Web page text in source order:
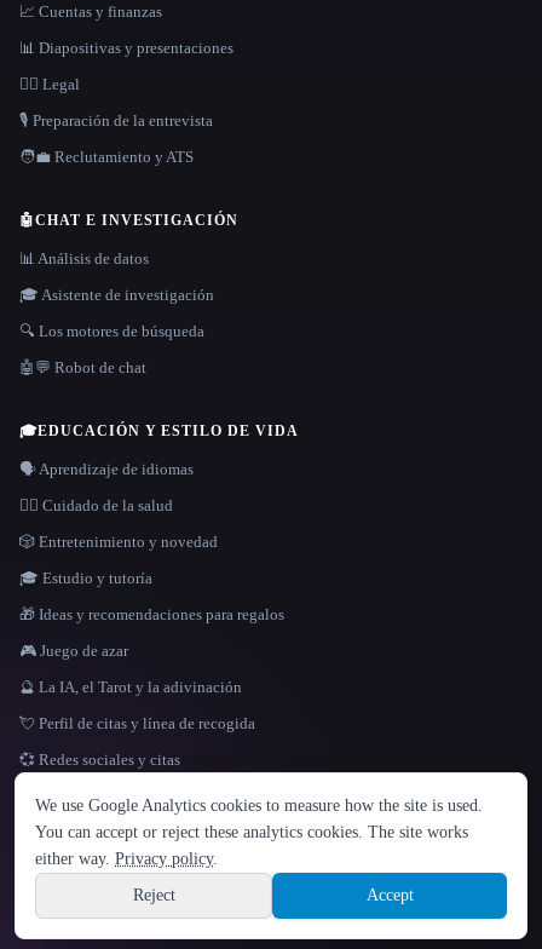
IDIOMA
English español Français Русский 简体中文
Hindi
Sign up
📈 Cuentas y finanzas
📊 Diapositivas y presentaciones
👩‍⚖️ Legal
🎙️ Preparación de la entrevista
🧑‍💼 Reclutamiento y ATS
🤖CHAT E INVESTIGACIÓN
📊 Análisis de datos
🎓 Asistente de investigación
🔍 Los motores de búsqueda
🤖💬 Robot de chat
🎓EDUCACIÓN Y ESTILO DE VIDA
🗣️ Aprendizaje de idiomas
👩‍⚕️ Cuidado de la salud
🎲 Entretenimiento y novedad
🎓 Estudio y tutoría
🎁 Ideas y recomendaciones para regalos
🎮 Juego de azar
🔮 La IA, el Tarot y la adivinación
💘 Perfil de citas y línea de recogida
💞 Redes sociales y citas
Site information
© 2026 That AI Collection. Todos los derechos reservados.
Built with Metatron ★
build de3d624c
We use Google Analytics cookies to measure how the site is used.
You can accept or reject these analytics cookies. The site works
either way. Privacy policy.
Reject
Accept